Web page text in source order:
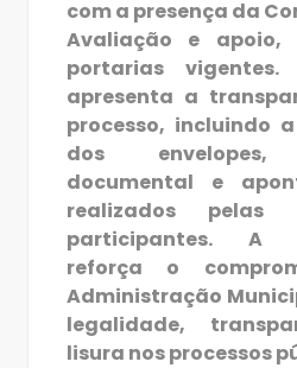
com a presença da
Avaliação e apoio,
portarias
apresenta a
processo, incluindo
dos envelopes,
documental e
realizados pelas
participantes. A
reforça o
Administração
legalidade,
lisura nos processos